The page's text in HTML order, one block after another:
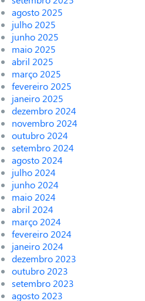
agosto 2025
julho 2025
junho 2025
maio 2025
abril 2025
março 2025
fevereiro 2025
janeiro 2025
dezembro 2024
novembro 2024
outubro 2024
setembro 2024
agosto 2024
julho 2024
junho 2024
maio 2024
abril 2024
março 2024
fevereiro 2024
janeiro 2024
dezembro 2023
outubro 2023
setembro 2023
agosto 2023